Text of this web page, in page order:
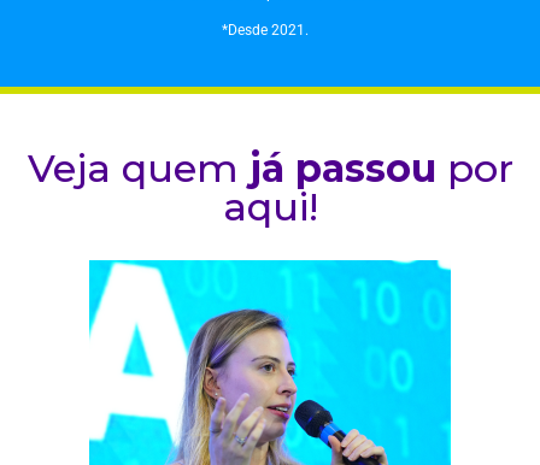
*Desde 2021.
Veja quem já passou por
aqui!